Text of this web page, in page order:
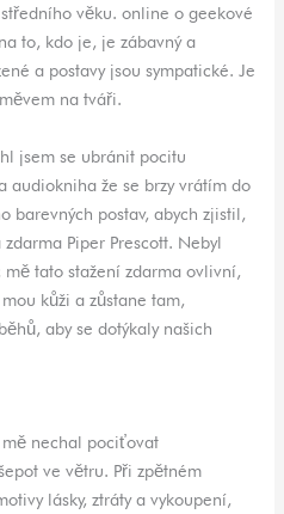
věku. online o geekové
to, kdo je, je zábavný a
a postavy jsou sympatické. Je
na tváři.
jsem se ubránit pocitu
audiokniha že se brzy vrátím do
barevných postav, abych zjistil,
Piper Prescott. Nebyl
tato stažení zdarma​ ovlivní,
kůži a zůstane tam,
aby se dotýkaly našich
nechal pociťovat
ve větru. Při zpětném
lásky, ztráty a vykoupení,